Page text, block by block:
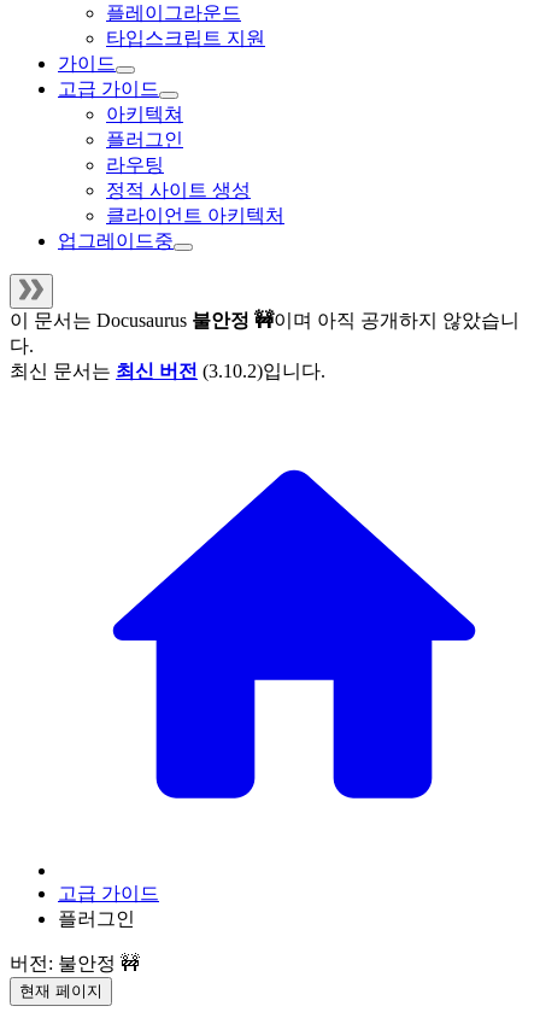
플레이그라운드
타입스크립트 지원
가이드
고급 가이드
아키텍쳐
플러그인
라우팅
정적 사이트 생성
클라이언트 아키텍처
업그레이드중
이 문서는 Docusaurus 불안정 🚧이며 아직 공개하지 않았습니
다.
최신 문서는 최신 버전 (3.10.2)입니다.
고급 가이드
플러그인
버전: 불안정 🚧
현재 페이지